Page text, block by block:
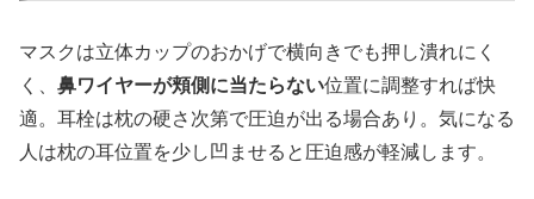
マスクは立体カップのおかげで横向きでも押し潰れにく
く、 鼻ワイヤーが頬側に当たらない位置に調整すれば快
適。耳栓は枕の硬さ次第で圧迫が出る場合あり。気になる
人は枕の耳位置を少し凹ませると圧迫感が軽減します。